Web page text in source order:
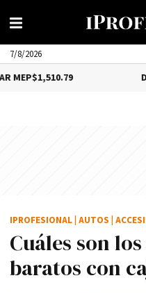
7/8/2026
Cuáles son
baratos con
IPROFESIONAL AUTOS